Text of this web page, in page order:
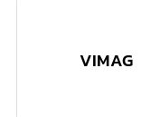
VIMAG